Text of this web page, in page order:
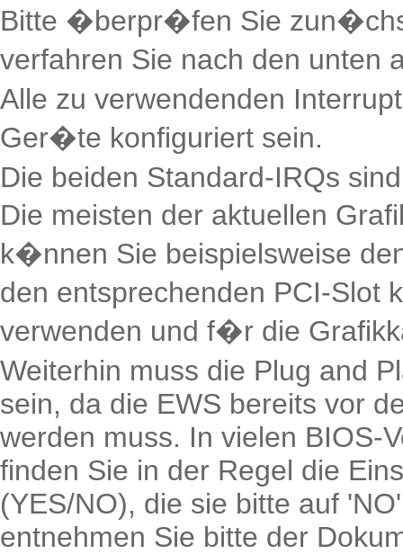
Bitte �berpr�fen Sie
verfahren Sie nach den unten
Alle zu verwendenden
Ger�te konfiguriert sein.
Die beiden Standard-IRQs
Die meisten der aktuellen
k�nnen Sie beispielsweise
den entsprechenden PCI-Slot
verwenden und f�r die
Weiterhin muss die Plug and
sein, da die EWS bereits vor
werden muss. In vielen BIOS-
finden Sie in der Regel die
(YES/NO), die sie bitte auf
entnehmen Sie bitte der